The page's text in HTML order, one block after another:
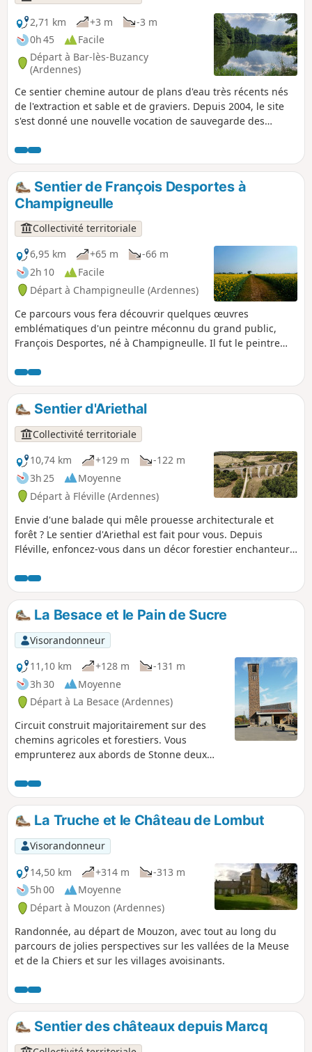
maisons en pierre jaune.
2,71 km
+3 m
-3 m
0h 45
Facile
Départ à Bar-lès-Buzancy
(Ardennes)
Ce sentier chemine autour de plans d'eau très récents nés
de l'extraction et sable et de graviers. Depuis 2004, le site
s'est donné une nouvelle vocation de sauvegarde des
Oiseaux, insectes, amphibiens et mammifères trouvent ici
les conditions biologiques idéales, à l'image du castor
nouveau venu, emblématique des sablières. Il est idéal en
famille, de nombreux panneaux ludiques animent le
parcours.
Sentier de François Desportes à
Champigneulle
Collectivité territoriale
6,95 km
+65 m
-66 m
2h 10
Facile
Départ à Champigneulle (Ardennes)
Ce parcours vous fera découvrir quelques œuvres
emblématiques d'un peintre méconnu du grand public,
François Desportes, né à Champigneulle. Il fut le peintre
découverte au détour des rues du village.
Sentier d'Ariethal
Collectivité territoriale
10,74 km
+129 m
-122 m
3h 25
Moyenne
Départ à Fléville (Ardennes)
Envie d'une balade qui mêle prouesse architecturale et
forêt ? Le sentier d'Ariethal est fait pour vous. Depuis
Fléville, enfoncez-vous dans un décor forestier enchanteur
dans son écrin de verdure, le Viaduc d'Ariethal. Ce parcours
vous invitera aussi à entrer dans la plantation mémorielle
dédiée à la Big Red One, hommage vivant et végétal qui lie
cette terre à l'histoire.
La Besace et le Pain de Sucre
Visorandonneur
11,10 km
+128 m
-131 m
3h 30
Moyenne
Départ à La Besace (Ardennes)
Circuit construit majoritairement sur des
chemins agricoles et forestiers. Vous
emprunterez aux abords de Stonne deux
Chemin du Curé et la Ruelle Godet.Stonne,
point de passage du circuit était situé sur la
voie romaine Reims - Trèves dont vous
emprunterez une portion du tracé en fin de
parcours.Le Pain de sucre, ancien tumulus
gallo-romain constitue, à 338 m d'altitude,
un magnifique point de vue sur la
campagne et les villages environnants. Ce
circuit est un des 15 circuits PR® de la
Communauté de Communes des Portes du
Luxembourg.
La Truche et le Château de Lombut
Visorandonneur
14,50 km
+314 m
-313 m
5h 00
Moyenne
Départ à Mouzon (Ardennes)
Randonnée, au départ de Mouzon, avec tout au long du
parcours de jolies perspectives sur les vallées de la Meuse
et de la Chiers et sur les villages avoisinants.
Sentier des châteaux depuis Marcq